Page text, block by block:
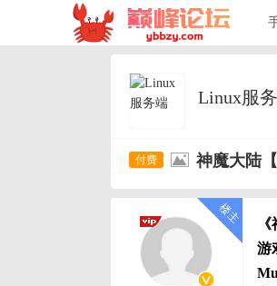
Linux服
神魔大陆
游